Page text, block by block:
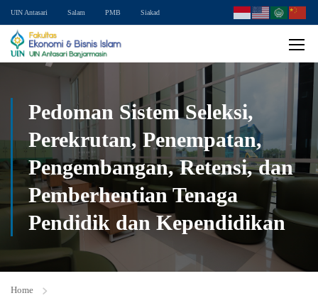
UIN Antasari Salam PMB Siakad
Pedoman Sistem Seleksi,
Perekrutan, Penempatan,
Pengembangan, Retensi, dan
Pemberhentian Tenaga
Pendidik dan Kependidikan
Home